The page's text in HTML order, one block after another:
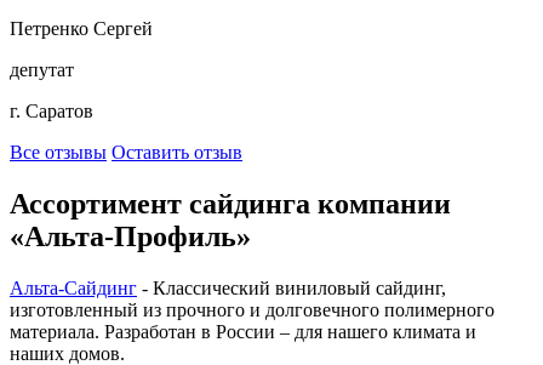
Петренко Сергей
депутат
г. Саратов
Все отзывы Оставить отзыв
Ассортимент сайдинга компании
«Альта-Профиль»
Альта-Сайдинг - Классический виниловый сайдинг,
изготовленный из прочного и долговечного полимерного
материала. Разработан в России – для нашего климата и
наших домов.